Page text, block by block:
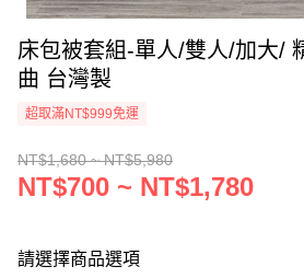
床包被套組-單人/雙人/加大/
曲 台灣製
超取滿NT$999免運
NT$1,680 ~ NT$5,980
NT$700 ~ NT$1,780
請選擇商品選項